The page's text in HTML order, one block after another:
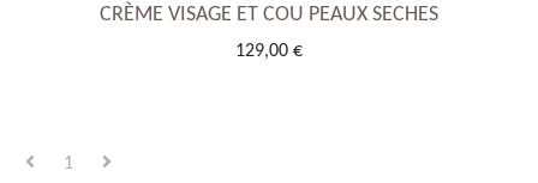
CRÈME VISAGE ET COU PEAUX SECHES
129,00 €
1